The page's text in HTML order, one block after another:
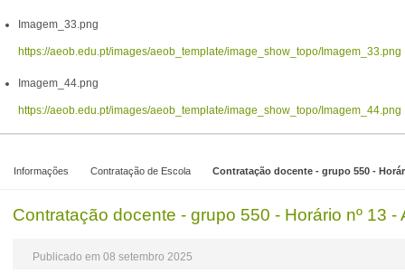
Imagem_33.png
https://aeob.edu.pt/images/aeob_template/image_show_topo/Imagem_33.png
Imagem_44.png
https://aeob.edu.pt/images/aeob_template/image_show_topo/Imagem_44.png
Informações Contratação de Escola Contratação docente - grupo 550 -
Contratação docente - grupo 550 - Horário nº 13
Publicado em 08 setembro 2025